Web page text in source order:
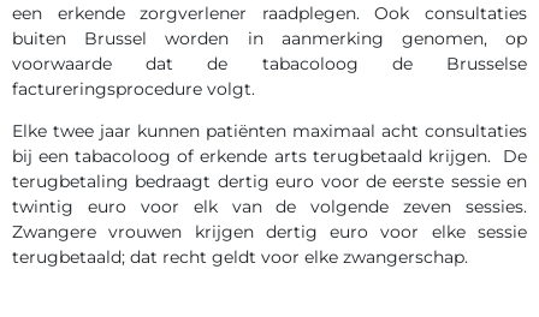
een erkende zorgverlener raadplegen. Ook consultaties
buiten Brussel worden in aanmerking genomen, op
voorwaarde dat de tabacoloog de Brusselse
factureringsprocedure volgt.
Elke twee jaar kunnen patiënten maximaal acht consultaties
bij een tabacoloog of erkende arts terugbetaald krijgen. De
terugbetaling bedraagt dertig euro voor de eerste sessie en
twintig euro voor elk van de volgende zeven sessies.
Zwangere vrouwen krijgen dertig euro voor elke sessie
terugbetaald; dat recht geldt voor elke zwangerschap.